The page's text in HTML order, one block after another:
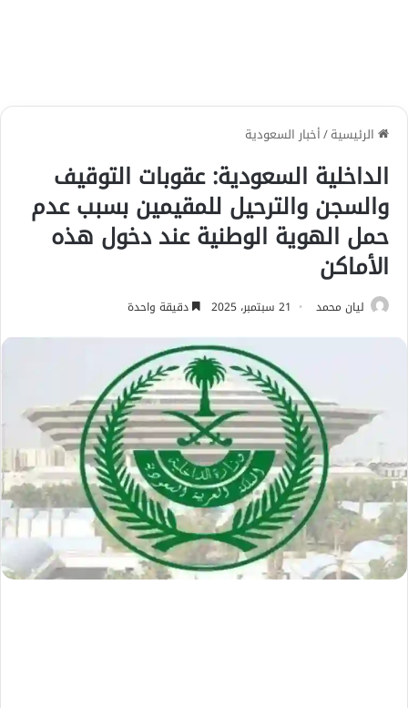
الرئيسية/أخبار السعودية
الداخلية السعودية: عقوبات التوقيف
والسجن والترحيل للمقيمين بسبب عدم
حمل الهوية الوطنية عند دخول هذه
الأماكن
ليان محمد 21 سبتمبر، 2025 دقيقة واحدة